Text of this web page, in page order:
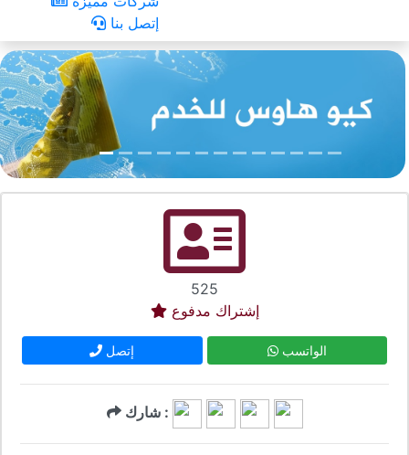
إتصل بنا
525
إشتراك مدفوع
إتصل الواتسب
شارك :